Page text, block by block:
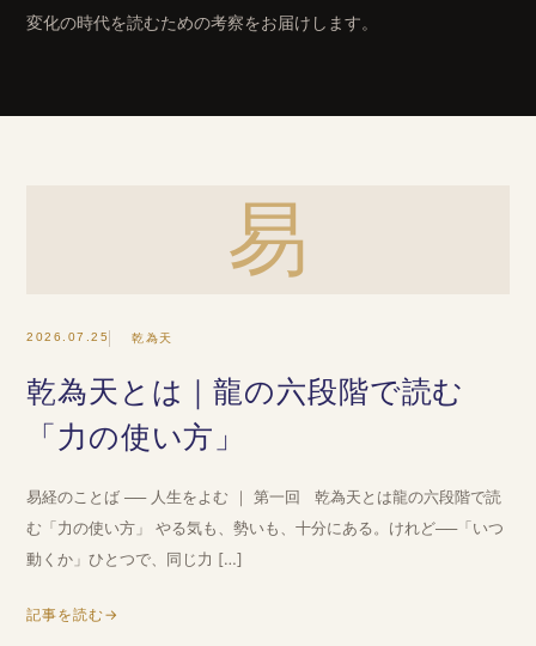
変化の時代を読むための考察をお届けします。
易
2026.07.25 乾為天
乾為天とは｜龍の六段階で読む
「力の使い方」
易経のことば ── 人生をよむ ｜ 第一回 乾為天とは龍の六段階で読
む「力の使い方」 やる気も、勢いも、十分にある。けれど──「いつ
動くか」ひとつで、同じ力 […]
記事を読む→